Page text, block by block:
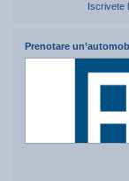
Iscrivete
Prenotare